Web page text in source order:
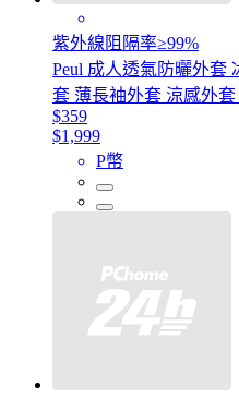
紫外線阻隔率≥99%
Peul 成人透氣防曬外套
套 薄長袖外套 涼感外
$359
$1,999
P幣